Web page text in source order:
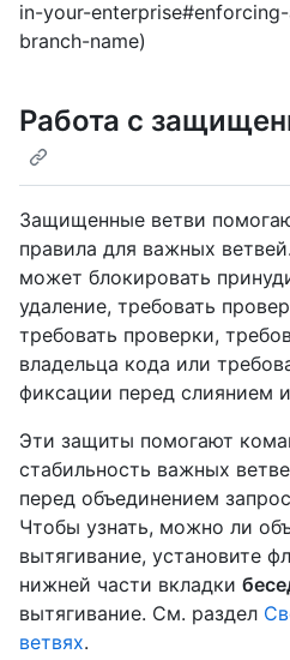
in-your-
branch-name)
Работа с
Защищенные ветви
правила для важных
может блокировать
удаление, требовать
требовать проверки,
владельца кода или
фиксации перед слиянием
Эти защиты помогают
стабильность важных
перед объединением
Чтобы узнать, можно ли
вытягивание, установите
нижней части вкладки
вытягивание. См. раздел
ветвях.